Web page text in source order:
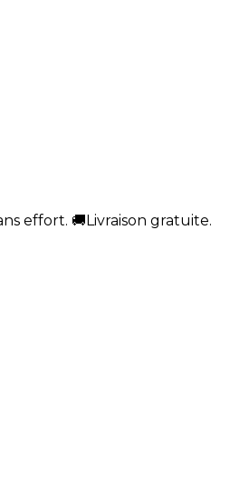
effort. 🚚Livraison gratuite.